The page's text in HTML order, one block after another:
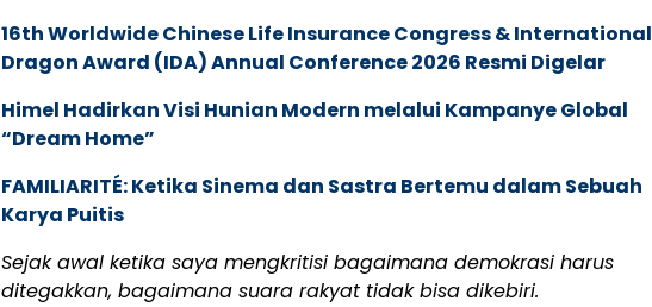
16th Worldwide Chinese Life Insurance Congress & International
Dragon Award (IDA) Annual Conference 2026 Resmi Digelar
Himel Hadirkan Visi Hunian Modern melalui Kampanye Global
“Dream Home”
FAMILIARITÉ: Ketika Sinema dan Sastra Bertemu dalam Sebuah
Karya Puitis
Sejak awal ketika saya mengkritisi bagaimana demokrasi harus
ditegakkan, bagaimana suara rakyat tidak bisa dikebiri.